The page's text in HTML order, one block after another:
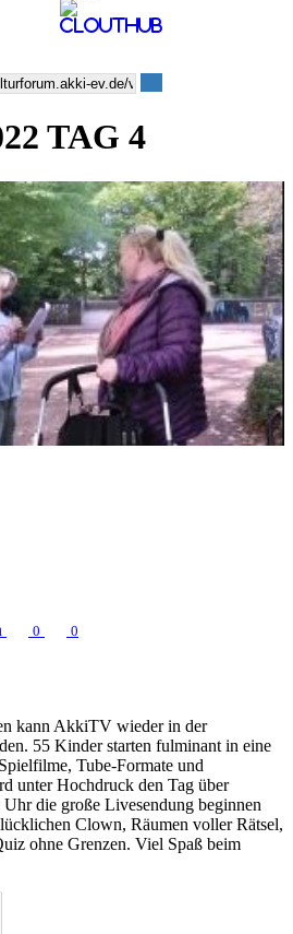
TAG 4
0 0
kann AkkiTV wieder in der
55 Kinder starten fulminant in eine
Tube-Formate und
unter Hochdruck den Tag über
die große Livesendung beginnen
Clown, Räumen voller Rätsel,
ohne Grenzen. Viel Spaß beim